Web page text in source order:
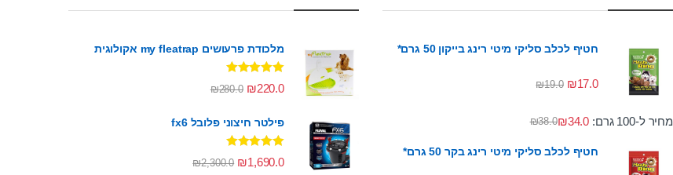
חטיף לכלב סליקי מיטי רינג בייקון 50 גרם*
₪17.0
₪19.0
מחיר ל-100 גרם: ₪38.0₪34.0
חטיף לכלב סליקי מיטי רינג בקר 50 גרם*
מלכודת פרעושים my fleatrap אקולוגית
דורג5.00
מתוך 5 ₪220.0
₪280.0
פילטר חיצוני פלובל fx6
דורג5.00
מתוך 5
₪1,690.0
₪2,300.0